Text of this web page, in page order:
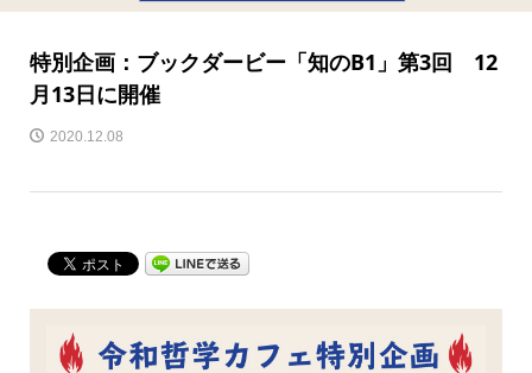
特別企画：ブックダービー「知のB1」第3回 12
月13日に開催
2020.12.08